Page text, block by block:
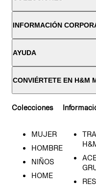
INFORMACIÓN
AYUDA
CONVIÉRTETE EN H&M
Colecciones
MUJER
HOMBRE
NIÑOS
HOME